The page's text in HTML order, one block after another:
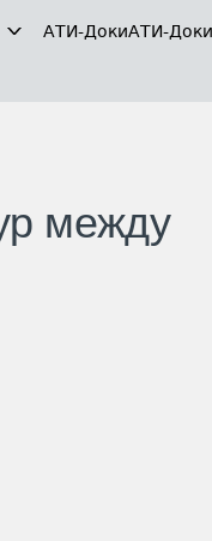
АТИ-ДокиАТИ-
между